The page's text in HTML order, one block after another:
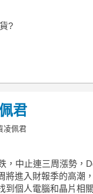
?
君
凌佩君
，中止連三周漲勢，
將進入財報季的高潮
到個人電腦和晶片相